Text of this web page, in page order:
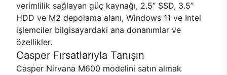
verimlilik sağlayan güç kaynağı, 2.5’’ SSD, 3.5’’
HDD ve M2 depolama alanı, Windows 11 ve Intel
işlemciler bilgisayardaki ana donanımlar ve
özellikler.
Casper Fırsatlarıyla Tanışın
Casper Nirvana M600 modelini satın almak